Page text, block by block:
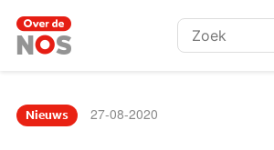
Zoeken:
Nieuws 27-08-2020